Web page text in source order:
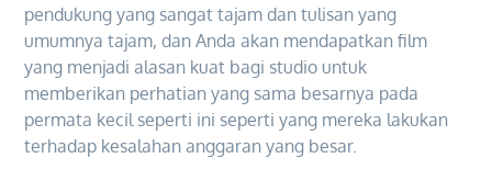
pendukung yang sangat tajam dan tulisan yang
umumnya tajam, dan Anda akan mendapatkan film
yang menjadi alasan kuat bagi studio untuk
memberikan perhatian yang sama besarnya pada
permata kecil seperti ini seperti yang mereka lakukan
terhadap kesalahan anggaran yang besar.